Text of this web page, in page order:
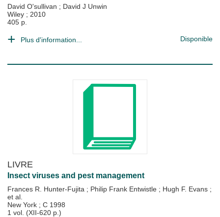
David O'sullivan ; David J Unwin
Wiley ; 2010
405 p.
Plus d'information... Disponible
LIVRE
Insect viruses and pest management
Frances R. Hunter-Fujita ; Philip Frank Entwistle ; Hugh F. Evans ;
et al.
New York ; C 1998
1 vol. (XII-620 p.)